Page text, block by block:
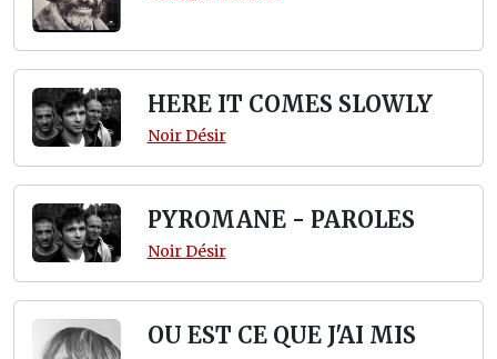
HERE IT COMES SLOWLY
Noir Désir
PYROMANE - PAROLES
Noir Désir
OU EST CE QUE J'AI MIS